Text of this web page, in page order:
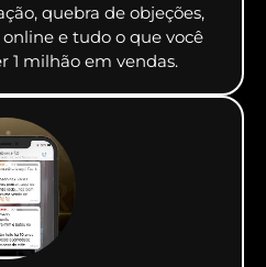
quebra de objeções,
e tudo o que você
1 milhão em vendas.